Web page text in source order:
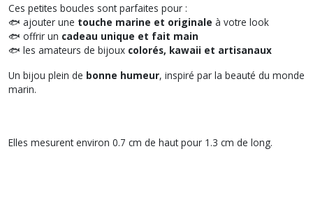
Ces petites boucles sont parfaites pour :
🐟 ajouter une touche marine et originale à votre look
🐟 offrir un cadeau unique et fait main
🐟 les amateurs de bijoux colorés, kawaii et artisanaux
Un bijou plein de bonne humeur, inspiré par la beauté du monde
marin.
Elles mesurent environ 0.7 cm de haut pour 1.3 cm de long.